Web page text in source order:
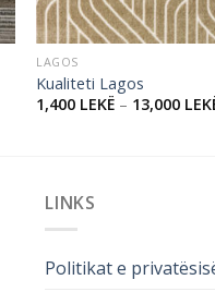
LAGOS
Kualiteti Lagos
1,400 LEKË – 13,000
LINKS
Politikat e